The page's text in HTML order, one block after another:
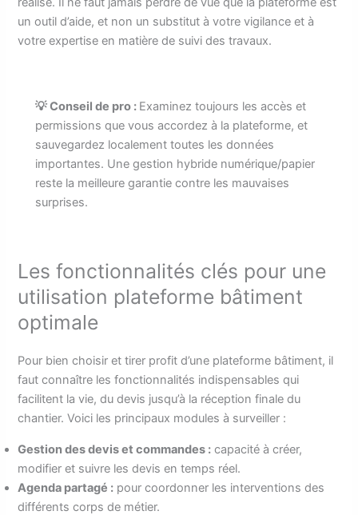
un outil d’aide, et non un substitut à votre vigilance et à
votre expertise en matière de suivi des travaux.
💡 Conseil de pro : Examinez toujours les accès et
permissions que vous accordez à la plateforme, et
sauvegardez localement toutes les données
importantes. Une gestion hybride numérique/papier
reste la meilleure garantie contre les mauvaises
surprises.
Les fonctionnalités clés pour une
utilisation plateforme bâtiment
optimale
Pour bien choisir et tirer profit d’une plateforme bâtiment, il
faut connaître les fonctionnalités indispensables qui
facilitent la vie, du devis jusqu’à la réception finale du
chantier. Voici les principaux modules à surveiller :
Gestion des devis et commandes : capacité à créer,
modifier et suivre les devis en temps réel.
Agenda partagé : pour coordonner les interventions des
différents corps de métier.